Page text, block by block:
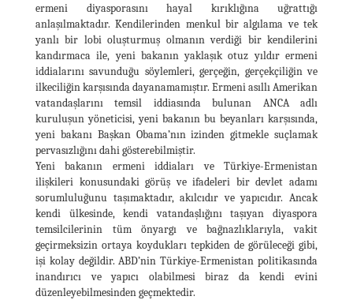
ermeni diyasporasını hayal kırıklığına uğrattığı
anlaşılmaktadır. Kendilerinden menkul bir algılama ve tek
yanlı bir lobi oluşturmuş olmanın verdiği bir kendilerini
kandırmaca ile, yeni bakanın yaklaşık otuz yıldır ermeni
iddialarını savunduğu söylemleri, gerçeğin, gerçekçiliğin ve
ilkeciliğin karşısında dayanamamıştır. Ermeni asıllı Amerikan
vatandaşlarını temsil iddiasında bulunan ANCA adlı
kuruluşun yöneticisi, yeni bakanın bu beyanları karşısında,
yeni bakanı Başkan Obama’nın izinden gitmekle suçlamak
pervasızlığını dahi gösterebilmiştir.
Yeni bakanın ermeni iddiaları ve Türkiye-Ermenistan
ilişkileri konusundaki görüş ve ifadeleri bir devlet adamı
sorumluluğunu taşımaktadır, akılcıdır ve yapıcıdır. Ancak
kendi ülkesinde, kendi vatandaşlığını taşıyan diyaspora
temsilcilerinin tüm önyargı ve bağnazlıklarıyla, vakit
geçirmeksizin ortaya koydukları tepkiden de görüleceği gibi,
işi kolay değildir. ABD’nin Türkiye-Ermenistan politikasında
inandırıcı ve yapıcı olabilmesi biraz da kendi evini
düzenleyebilmesinden geçmektedir.